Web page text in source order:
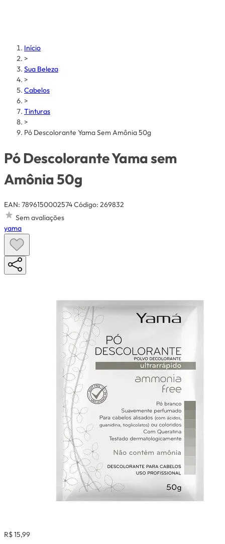
Início
>
Sua Beleza
>
Cabelos
>
Tinturas
>
Pó Descolorante Yama Sem Amônia 50g
Pó Descolorante Yama sem
Amônia 50g
EAN: 7896150002574Código: 269832
Sem avaliações
yama
R$ 15,99